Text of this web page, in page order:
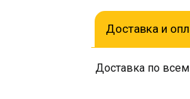
Доставка и
Доставка по всем